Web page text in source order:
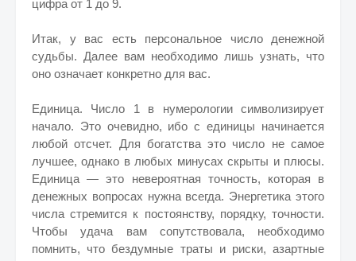
цифра от 1 до 9.
Итак, у вас есть персональное число денежной
судьбы. Далее вам необходимо лишь узнать, что
оно означает конкретно для вас.
Единица. Число 1 в нумерологии символизирует
начало. Это очевидно, ибо с единицы начинается
любой отсчет. Для богатства это число не самое
лучшее, однако в любых минусах скрыты и плюсы.
Единица — это невероятная точность, которая в
денежных вопросах нужна всегда. Энергетика этого
числа стремится к постоянству, порядку, точности.
Чтобы удача вам сопутствовала, необходимо
помнить, что бездумные траты и риски, азартные